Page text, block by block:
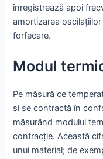
înregistrează apoi
amortizarea
forfecare.
Modul
Pe măsură ce
și se contractă în
măsurând modulul
contracție. Această
unui material; de